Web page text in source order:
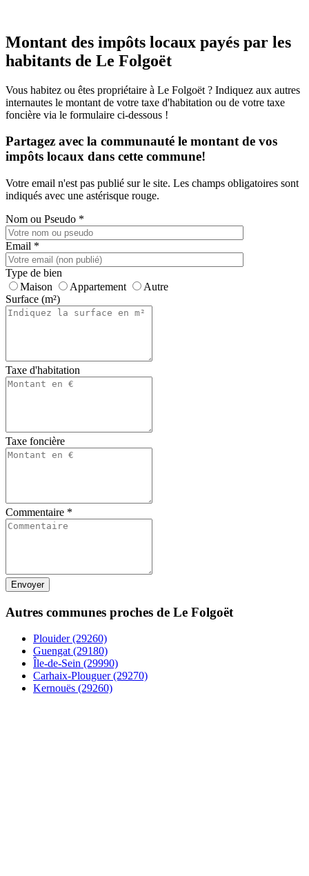
Montant des impôts locaux payés par les
habitants de Le Folgoët
Vous habitez ou êtes propriétaire à Le Folgoët ? Indiquez aux autres
internautes le montant de votre taxe d'habitation ou de votre taxe
foncière via le formulaire ci-dessous !
Partagez avec la communauté le montant de vos
impôts locaux dans cette commune!
Votre email n'est pas publié sur le site. Les champs obligatoires sont
indiqués avec une astérisque rouge.
Nom ou Pseudo *
Email *
Type de bien
Maison
Appartement
Autre
Surface (m²)
Taxe d'habitation
Taxe foncière
Commentaire *
Autres communes proches de Le Folgoët
Plouider (29260)
Guengat (29180)
Île-de-Sein (29990)
Carhaix-Plouguer (29270)
Kernouës (29260)